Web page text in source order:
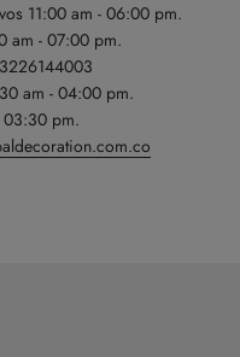
11:00 am - 06:00 pm.
am - 07:00 pm.
3226144003
am - 04:00 pm.
pm.